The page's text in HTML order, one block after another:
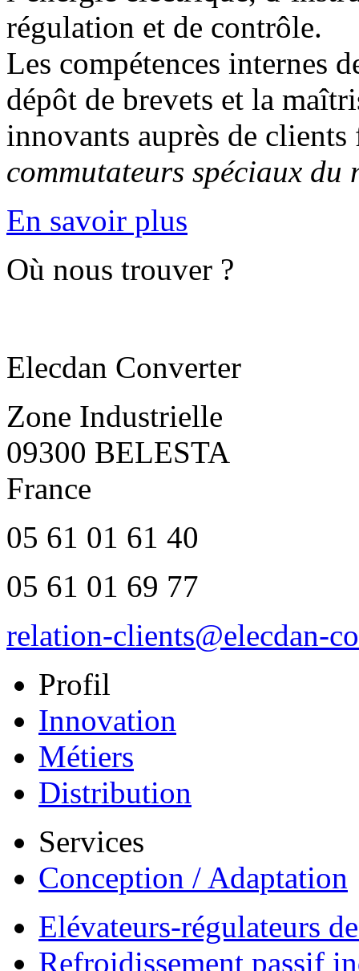
régulation et de contrôle.
Les compétences internes
dépôt de brevets et la
innovants auprès de
commutateurs spéciaux du
En savoir plus
Où nous trouver ?
Elecdan Converter
Zone Industrielle
09300 BELESTA
France
05 61 01 61 40
05 61 01 69 77
relation-clients@elecdan-
Profil
Innovation
Métiers
Distribution
Services
Conception / Adaptation
Elévateurs-régulateurs
Refroidissement passif